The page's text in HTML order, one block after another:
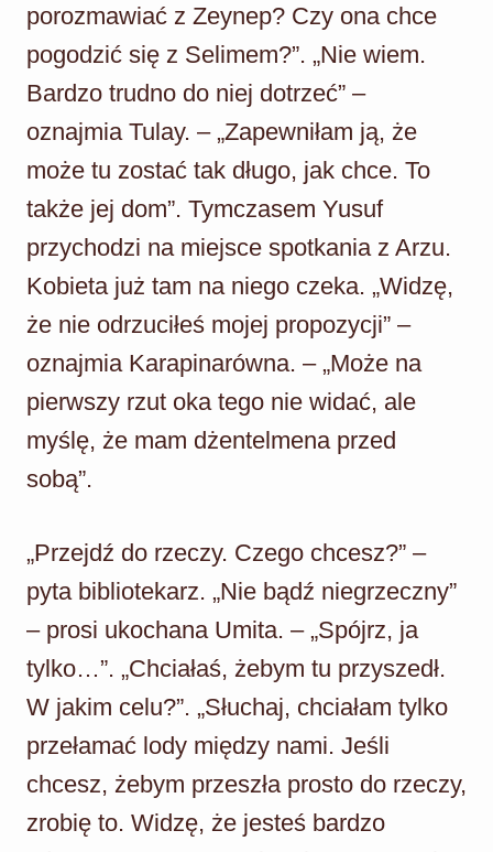
porozmawiać z Zeynep? Czy ona chce
pogodzić się z Selimem?”. „Nie wiem.
Bardzo trudno do niej dotrzeć” –
oznajmia Tulay. – „Zapewniłam ją, że
może tu zostać tak długo, jak chce. To
także jej dom”. Tymczasem Yusuf
przychodzi na miejsce spotkania z Arzu.
Kobieta już tam na niego czeka. „Widzę,
że nie odrzuciłeś mojej propozycji” –
oznajmia Karapinarówna. – „Może na
pierwszy rzut oka tego nie widać, ale
myślę, że mam dżentelmena przed
sobą”.
„Przejdź do rzeczy. Czego chcesz?” –
pyta bibliotekarz. „Nie bądź niegrzeczny”
– prosi ukochana Umita. – „Spójrz, ja
tylko…”. „Chciałaś, żebym tu przyszedł.
W jakim celu?”. „Słuchaj, chciałam tylko
przełamać lody między nami. Jeśli
chcesz, żebym przeszła prosto do rzeczy,
zrobię to. Widzę, że jesteś bardzo